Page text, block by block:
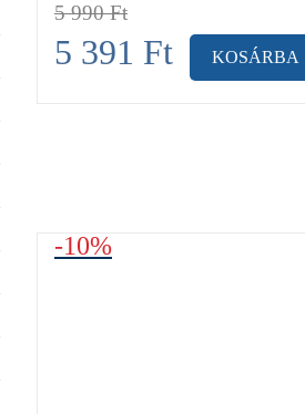
5 990Ft
5 391 Ft KOSÁRBA
-10%